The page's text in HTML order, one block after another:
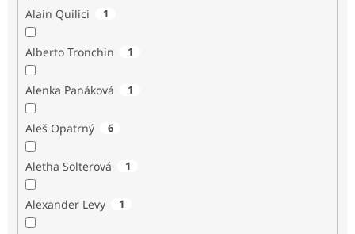
Alain Quilici 1
Alberto Tronchin 1
Alenka Panáková 1
Aleš Opatrný 6
Aletha Solterová 1
Alexander Levy 1